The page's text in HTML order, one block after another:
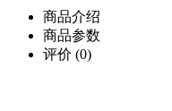
商品介绍
商品参数
评价 (0)